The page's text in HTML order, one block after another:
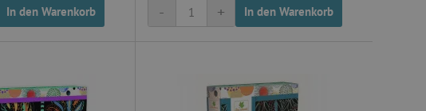
In den Warenkorb +
- In den Warenkorb